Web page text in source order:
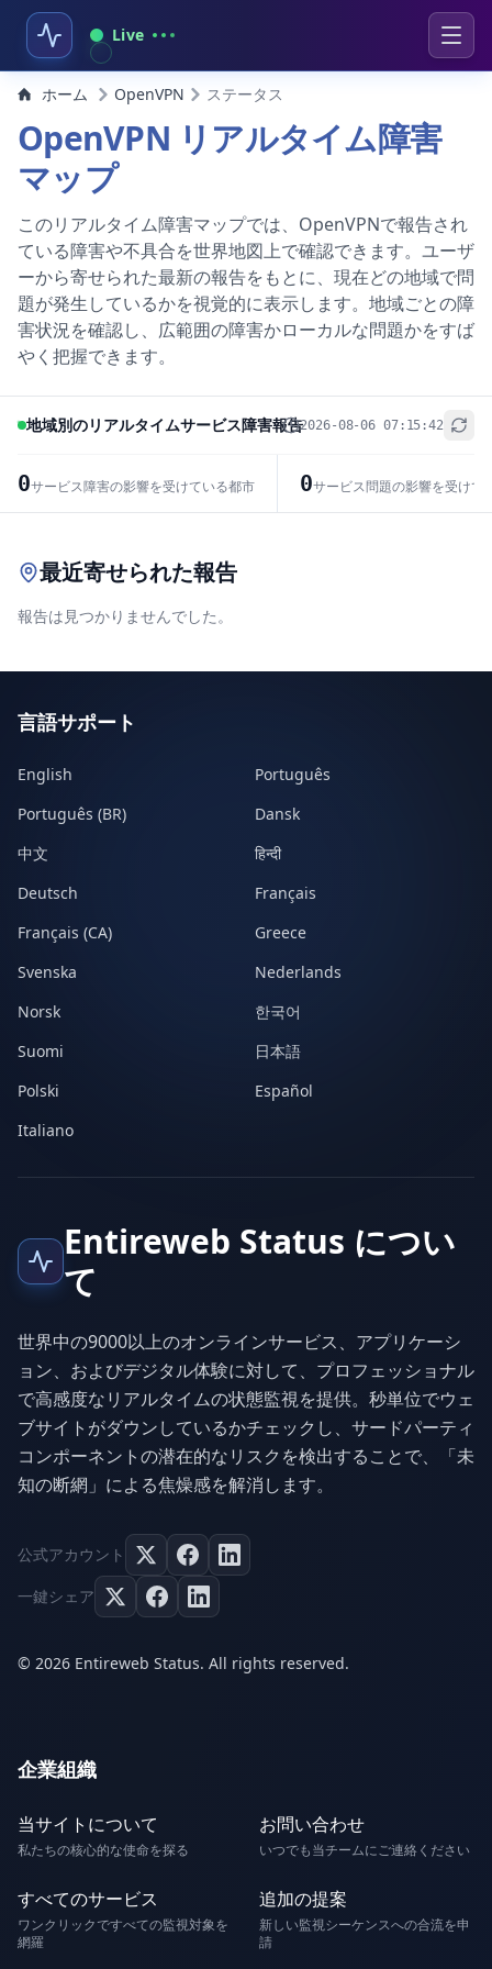
Live
ホーム OpenVPN ステータス
OpenVPN リアルタイム障害
マップ
このリアルタイム障害マップでは、OpenVPNで報告され
ている障害や不具合を世界地図上で確認できます。ユーザ
ーから寄せられた最新の報告をもとに、現在どの地域で問
題が発生しているかを視覚的に表示します。地域ごとの障
害状況を確認し、広範囲の障害かローカルな問題かをすば
やく把握できます。
地域別のリアルタイムサービス障害報告2026-08-06 07:15:42
0サービス障害の影響を受けている都市 0サービス問題の影響を受けて
+
最近寄せられた報告
報告は見つかりませんでした。
言語サポート
English
Português
Português (BR)
Dansk
中文
हिन्दी
Deutsch
Français
Français (CA)
Greece
Svenska
Nederlands
Norsk
한국어
Suomi
日本語
Polski
Español
Italiano
Entireweb Status につい
て
世界中の9000以上のオンラインサービス、アプリケーシ
ョン、およびデジタル体験に対して、プロフェッショナル
で高感度なリアルタイムの状態監視を提供。秒単位でウェ
ブサイトがダウンしているかチェックし、サードパーティ
コンポーネントの潜在的なリスクを検出することで、「未
知の断網」による焦燥感を解消します。
公式アカウント
一鍵シェア
© 2026 Entireweb Status. All rights reserved.
企業組織
当サイトについて
私たちの核心的な使命を探る
お問い合わせ
いつでも当チームにご連絡ください
すべてのサービス
ワンクリックですべての監視対象を
網羅
追加の提案
新しい監視シーケンスへの合流を申
請